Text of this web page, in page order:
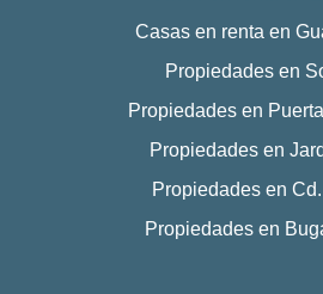
Casas en renta en
Propiedades en
Propiedades en
Propiedades en
Propiedades en
Propiedades en